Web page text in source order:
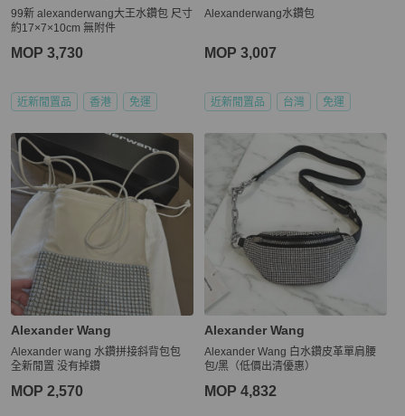
99新 alexanderwang大王水鑽包 尺寸
約17×7×10cm 無附件
MOP 3,730
近新閒置品 香港 免運
Alexanderwang水鑽包
MOP 3,007
近新閒置品 台灣 免運
Alexander Wang
Alexander wang 水鑽拼接斜背包包
全新閒置 没有掉鑽
MOP 2,570
Alexander Wang
Alexander Wang 白水鑽皮革單肩腰
包/黑（低價出清優惠）
MOP 4,832